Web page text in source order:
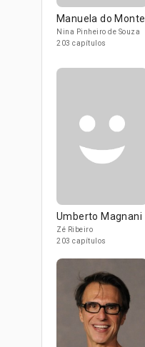
Manuela do Monte
Nina Pinheiro de Souza
203 capítulos
Umberto Magnani
Zé Ribeiro
203 capítulos